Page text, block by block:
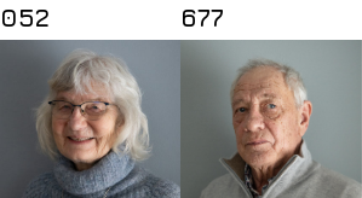
052
677